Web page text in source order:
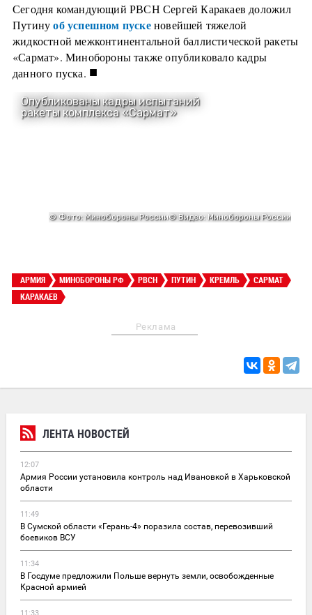
ЛЕНТА НОВОСТЕЙ
12:07
Армия России установила контроль над Ивановкой в Харьковской
области
11:49
В Сумской области «Герань-4» поразила состав, перевозивший
боевиков ВСУ
11:34
В Госдуме предложили Польше вернуть земли, освобожденные
Красной армией
11:33
Сегодня командующий РВСН Сергей Каракаев доложил
Путинуоб успешном пускеновейшей тяжелой
жидкостной межконтинентальной баллистической ракеты
«Сармат». Минобороны также опубликовало кадры
данного пуска. ■
АРМИЯ МИНОБОРОНЫ РФ РВСН ПУТИН КРЕМЛЬ
САРМАТ
КАРАКАЕВ
Реклама